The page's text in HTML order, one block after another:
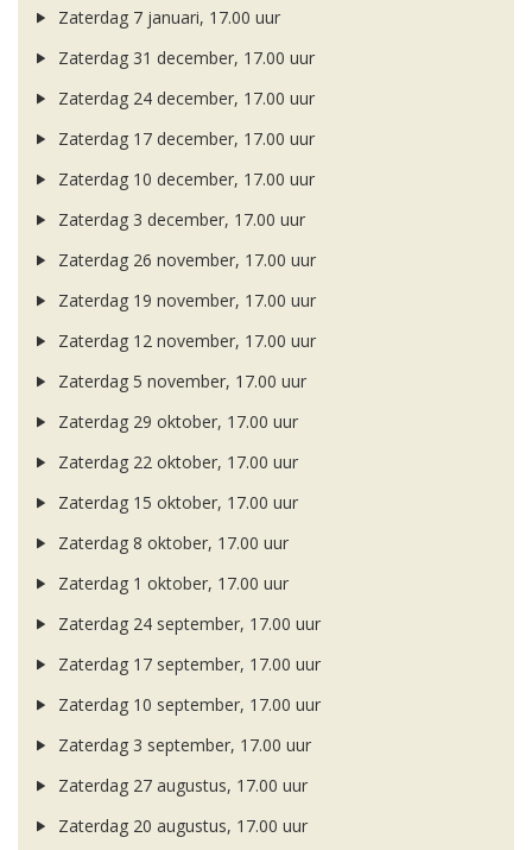
Zaterdag 7 januari, 17.00 uur
Zaterdag 31 december, 17.00 uur
Zaterdag 24 december, 17.00 uur
Zaterdag 17 december, 17.00 uur
Zaterdag 10 december, 17.00 uur
Zaterdag 3 december, 17.00 uur
Zaterdag 26 november, 17.00 uur
Zaterdag 19 november, 17.00 uur
Zaterdag 12 november, 17.00 uur
Zaterdag 5 november, 17.00 uur
Zaterdag 29 oktober, 17.00 uur
Zaterdag 22 oktober, 17.00 uur
Zaterdag 15 oktober, 17.00 uur
Zaterdag 8 oktober, 17.00 uur
Zaterdag 1 oktober, 17.00 uur
Zaterdag 24 september, 17.00 uur
Zaterdag 17 september, 17.00 uur
Zaterdag 10 september, 17.00 uur
Zaterdag 3 september, 17.00 uur
Zaterdag 27 augustus, 17.00 uur
Zaterdag 20 augustus, 17.00 uur